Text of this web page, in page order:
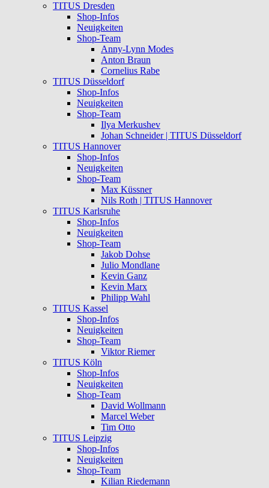
TITUS Dresden
Shop-Infos
Neuigkeiten
Shop-Team
Anny-Lynn Modes
Anton Braun
Cornelius Rabe
TITUS Düsseldorf
Shop-Infos
Neuigkeiten
Shop-Team
Ilya Merkushev
Johan Schneider | TITUS Düsseldorf
TITUS Hannover
Shop-Infos
Neuigkeiten
Shop-Team
Max Küssner
Nils Roth | TITUS Hannover
TITUS Karlsruhe
Shop-Infos
Neuigkeiten
Shop-Team
Jakob Dohse
Julio Mondlane
Kevin Ganz
Kevin Marx
Philipp Wahl
TITUS Kassel
Shop-Infos
Neuigkeiten
Shop-Team
Viktor Riemer
TITUS Köln
Shop-Infos
Neuigkeiten
Shop-Team
David Wollmann
Marcel Weber
Tim Otto
TITUS Leipzig
Shop-Infos
Neuigkeiten
Shop-Team
Kilian Riedemann